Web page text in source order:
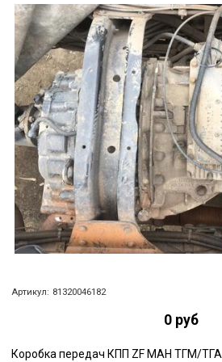
Артикул: 81320046182
0 руб
Коробка передач КПП ZF МАН ТГМ/ТГА